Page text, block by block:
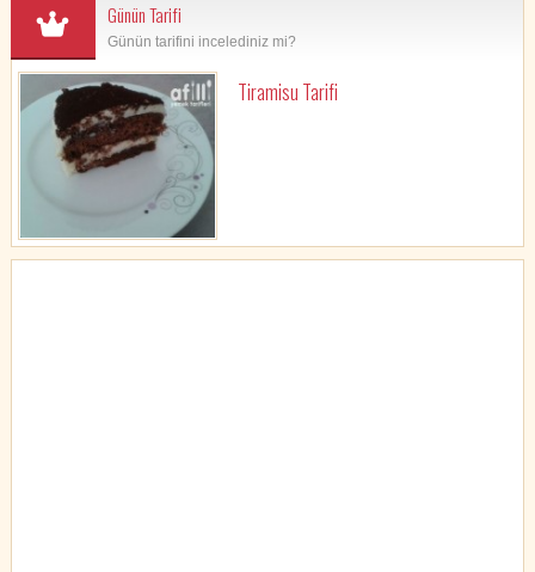
Günün Tarifi
Günün tarifini incelediniz mi?
Tiramisu Tarifi